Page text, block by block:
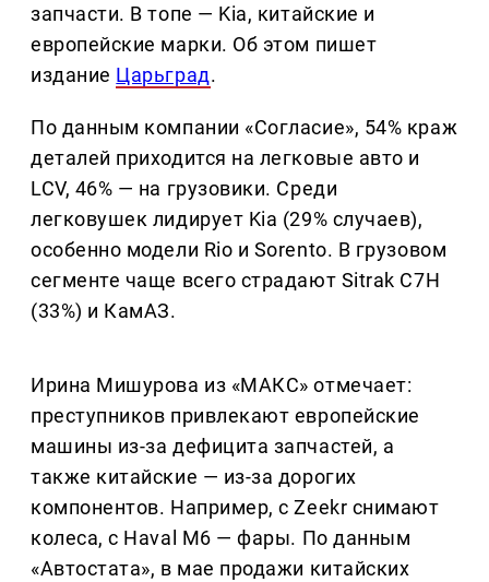
запчасти. В топе — Kia, китайские и
европейские марки. Об этом пишет
издание Царьград.
По данным компании «Согласие», 54% краж
деталей приходится на легковые авто и
LCV, 46% — на грузовики. Среди
легковушек лидирует Kia (29% случаев),
особенно модели Rio и Sorento. В грузовом
сегменте чаще всего страдают Sitrak C7H
(33%) и КамАЗ.
Ирина Мишурова из «МАКС» отмечает:
преступников привлекают европейские
машины из-за дефицита запчастей, а
также китайские — из-за дорогих
компонентов. Например, с Zeekr снимают
колеса, с Haval M6 — фары. По данным
«Автостата», в мае продажи китайских